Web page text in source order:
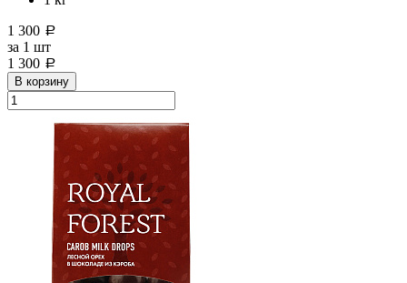
1 300 a
за 1 шт
1 300 a
В корзину